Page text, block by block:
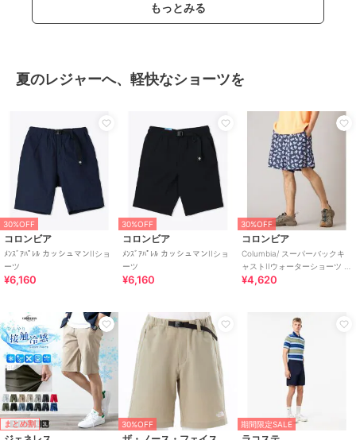
もっとみる
夏のレジャーへ、軽快なショーツを
30%OFF
コロンビア
ﾒﾝｽﾞｱﾊﾟﾚﾙ カッシュマンIIショ
ーツ
¥6,160
30%OFF
コロンビア
ﾒﾝｽﾞｱﾊﾟﾚﾙ カッシュマンIIショ
ーツ
¥6,160
30%OFF
コロンビア
Columbia/ スーパーバックキ
ャストIIウォーターショーツ /
コロンビア
¥4,620
まとめ割 30%OFF 期間限定SALE